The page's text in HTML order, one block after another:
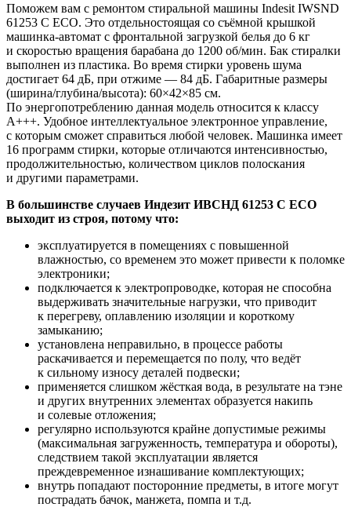
Поможем вам с ремонтом стиральной машины Indesit IWSND
61253 C ECO. Это отдельностоящая со съёмной крышкой
машинка-автомат с фронтальной загрузкой белья до 6 кг
и скоростью вращения барабана до 1200 об/мин. Бак стиралки
выполнен из пластика. Во время стирки уровень шума
достигает 64 дБ, при отжиме — 84 дБ. Габаритные размеры
(ширина/глубина/высота): 60×42×85 см.
По энергопотреблению данная модель относится к классу
A+++. Удобное интеллектуальное электронное управление,
с которым сможет справиться любой человек. Машинка имеет
16 программ стирки, которые отличаются интенсивностью,
продолжительностью, количеством циклов полоскания
и другими параметрами.
В большинстве случаев Индезит ИВСНД 61253 С ЕСО
выходит из строя, потому что:
эксплуатируется в помещениях с повышенной
влажностью, со временем это может привести к поломке
электроники;
подключается к электропроводке, которая не способна
выдерживать значительные нагрузки, что приводит
к перегреву, оплавлению изоляции и короткому
замыканию;
установлена неправильно, в процессе работы
раскачивается и перемещается по полу, что ведёт
к сильному износу деталей подвески;
применяется слишком жёсткая вода, в результате на тэне
и других внутренних элементах образуется накипь
и солевые отложения;
регулярно используются крайне допустимые режимы
(максимальная загруженность, температура и обороты),
следствием такой эксплуатации является
преждевременное изнашивание комплектующих;
внутрь попадают посторонние предметы, в итоге могут
пострадать бачок, манжета, помпа и т.д.